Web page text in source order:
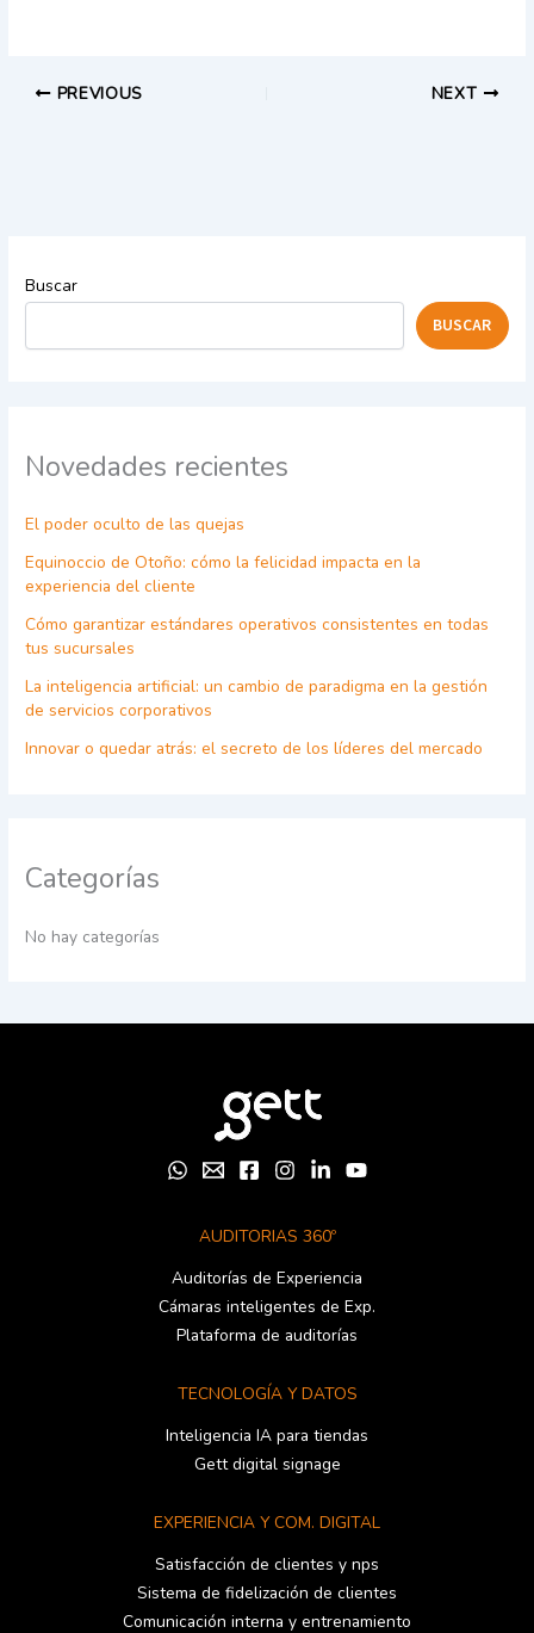
PREVIOUS NEXT
Buscar
BUSCAR
Novedades recientes
El poder oculto de las quejas
Equinoccio de Otoño: cómo la felicidad impacta en la
experiencia del cliente
Cómo garantizar estándares operativos consistentes en todas
tus sucursales
La inteligencia artificial: un cambio de paradigma en la gestión
de servicios corporativos
Innovar o quedar atrás: el secreto de los líderes del mercado
Categorías
No hay categorías
AUDITORIAS 360º
Auditorías de Experiencia
Cámaras inteligentes de Exp.
Plataforma de auditorías
TECNOLOGÍA Y DATOS
Inteligencia IA para tiendas
Gett digital signage
EXPERIENCIA Y COM. DIGITAL
Satisfacción de clientes y nps
Sistema de fidelización de clientes
Comunicación interna y entrenamiento